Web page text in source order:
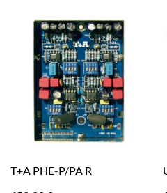
T+A PHE-P/PA R